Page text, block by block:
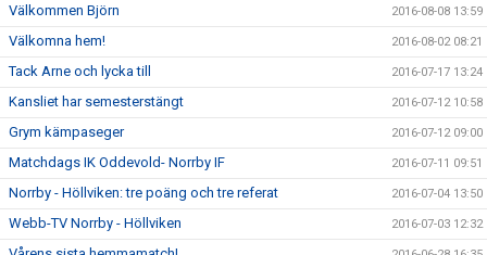
Välkommen Björn 2016-08-08 13:59
Välkomna hem! 2016-08-02 08:21
Tack Arne och lycka till 2016-07-17 13:24
Kansliet har semesterstängt 2016-07-12 10:58
Grym kämpaseger 2016-07-12 09:00
Matchdags IK Oddevold- Norrby IF 2016-07-11 09:51
Norrby - Höllviken: tre poäng och tre referat 2016-07-04 13:50
Webb-TV Norrby - Höllviken 2016-07-03 12:32